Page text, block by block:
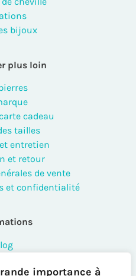
importance à
bijoux
plus loin
cadeau
tailles
entretien
et retour
de vente
et confidentialité